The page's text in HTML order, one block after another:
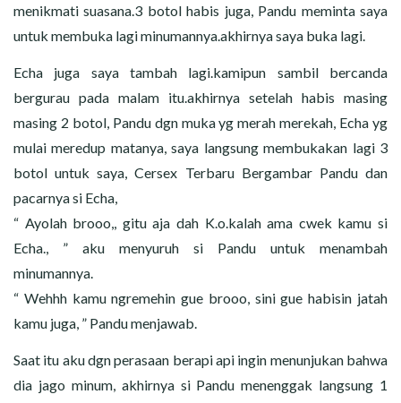
menikmati suasana.3 botol habis juga, Pandu meminta saya
untuk membuka lagi minumannya.akhirnya saya buka lagi.
Echa juga saya tambah lagi.kamipun sambil bercanda
bergurau pada malam itu.akhirnya setelah habis masing
masing 2 botol, Pandu dgn muka yg merah merekah, Echa yg
mulai meredup matanya, saya langsung membukakan lagi 3
botol untuk saya, Cersex Terbaru Bergambar Pandu dan
pacarnya si Echa,
“ Ayolah brooo,, gitu aja dah K.o.kalah ama cwek kamu si
Echa., ” aku menyuruh si Pandu untuk menambah
minumannya.
“ Wehhh kamu ngremehin gue brooo, sini gue habisin jatah
kamu juga, ” Pandu menjawab.
Saat itu aku dgn perasaan berapi api ingin menunjukan bahwa
dia jago minum, akhirnya si Pandu menenggak langsung 1